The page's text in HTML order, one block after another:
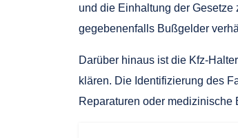
und die Einhaltung der
gegebenenfalls Bußgelder
Darüber hinaus ist die Kfz-
klären. Die Identifizierung des
Reparaturen oder